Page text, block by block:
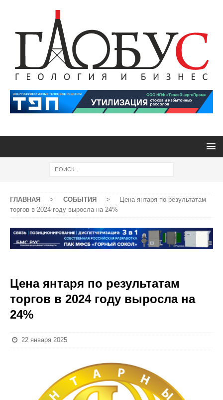
ГЛАВНАЯ > СОБЫТИЯ >
Цена янтаря по результатам
торгов в 2024 году выросла на 24%
Цена янтаря по результатам
торгов в 2024 году выросла на
24%
22 января 2025